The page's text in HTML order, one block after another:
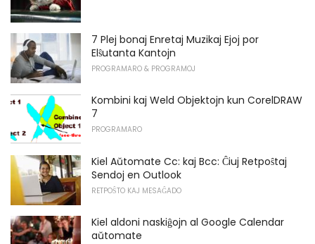
7 Plej bonaj Enretaj Muzikaj Ejoj por
Elŝutanta Kantojn
PROGRAMARO & PROGRAMOJ
Kombini kaj Weld Objektojn kun CorelDRAW
7
PROGRAMARO
Kiel Aŭtomate Cc: kaj Bcc: Ĉiuj Retpoŝtaj
Sendoj en Outlook
RETPOŜTO KAJ MESAĜADO
Kiel aldoni naskiĝojn al Google Calendar
aŭtomate